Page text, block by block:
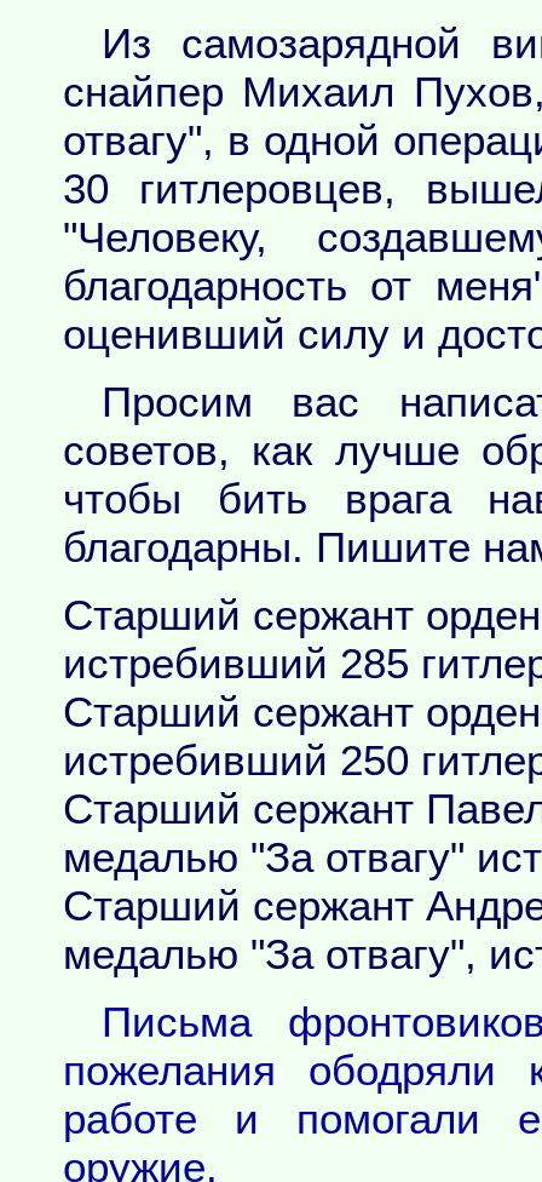
Из самозарядной
снайпер Михаил
отвагу", в одной
30 гитлеровцев,
"Человеку,
благодарность от
оценивший силу и
Просим вас
советов, как лучше
чтобы бить врага
благодарны. Пишите
Старший сержант
истребивший 285
Старший сержант
истребивший 250
Старший сержант
медалью "За отвагу"
Старший сержант
медалью "За отвагу",
Письма
пожелания ободряли
работе и помогали
оружие.